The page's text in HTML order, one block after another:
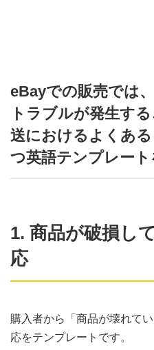
eBayでの販売では
トラブルが発生す
送におけるよくあ
つ英語テンプレート
1. 商品が破損し
応
購入者から「商品が壊れて
応をテンプレートです。